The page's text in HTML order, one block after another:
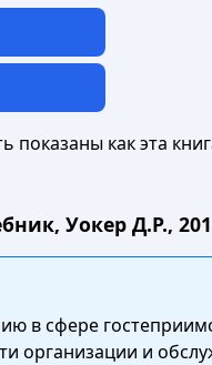
показаны как эта
Уокер Д.Р.,
в сфере
организации и